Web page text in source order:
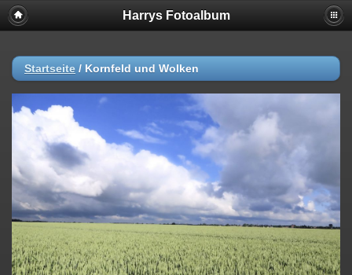
Harrys Fotoalbum
Startseite / Kornfeld und Wolken